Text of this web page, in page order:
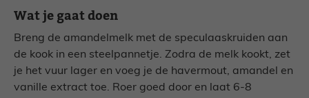
Wat je gaat doen
Breng de amandelmelk met de speculaaskruiden aan
de kook in een steelpannetje. Zodra de melk kookt, zet
je het vuur lager en voeg je de havermout, amandel en
vanille extract toe. Roer goed door en laat 6-8